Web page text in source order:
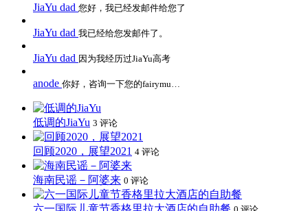
JiaYu dad 您好，我已经发邮件给您了
JiaYu dad 我已经给您发邮件了。
JiaYu dad 因为我经历过JiaYu高考
anode 你好，咨询一下您的fairymu…
低调的JiaYu 3 评论
回顾2020，展望2021 4 评论
海南民谣－阿婆来 0 评论
六一国际儿童节香格里拉大酒店的自助餐